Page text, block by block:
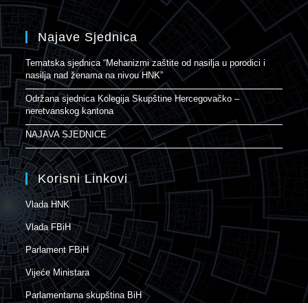
Najave Sjednica
Tematska sjednica “Mehanizmi zaštite od nasilja u porodici i
nasilja nad ženama na nivou HNK”
Održana sjednica Kolegija Skupštine Hercegovačko –
neretvanskog kantona
NAJAVA SJEDNICE
Korisni Linkovi
Vlada HNK
Vlada FBiH
Parlament FBiH
Vijeće Ministara
Parlamentarna skupština BiH